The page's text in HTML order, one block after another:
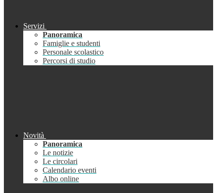
Servizi
Panoramica
Famiglie e studenti
Personale scolastico
Percorsi di studio
Novità
Panoramica
Le notizie
Le circolari
Calendario eventi
Albo online